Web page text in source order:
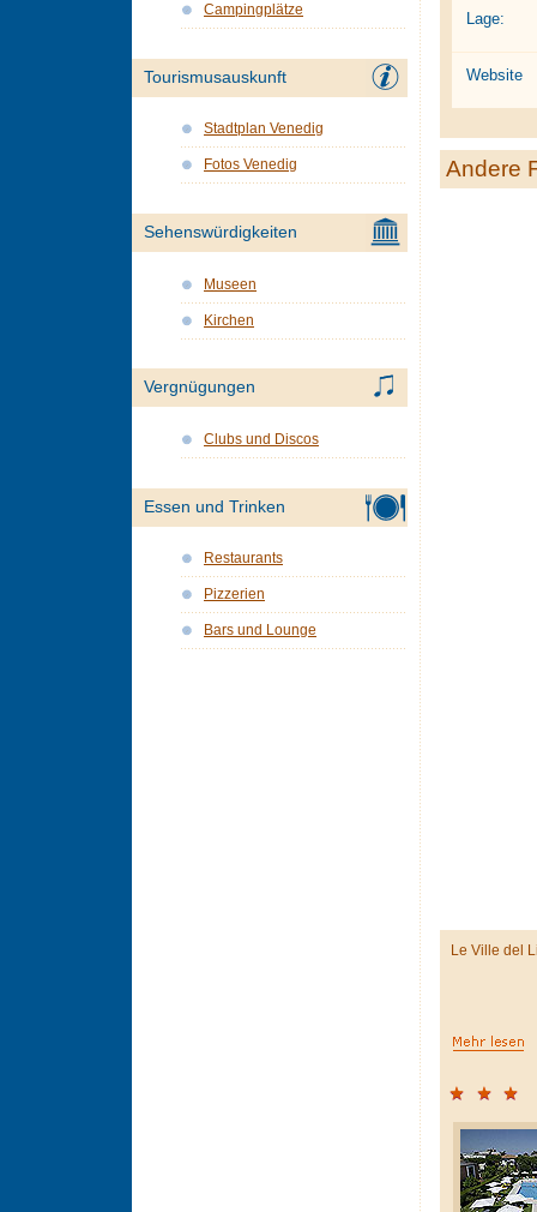
Lage:
Website
Andere
Le Ville del
Campingplätze
Tourismusauskunft
Stadtplan Venedig
Fotos Venedig
Sehenswürdigkeiten
Museen
Kirchen
Vergnügungen
Clubs und Discos
Essen und Trinken
Restaurants
Pizzerien
Bars und Lounge